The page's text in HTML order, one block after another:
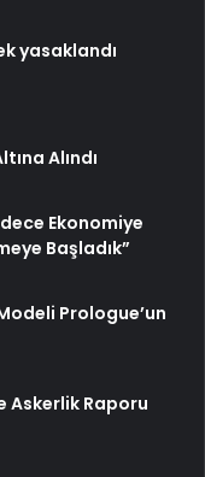
yasaklandı
Alındı
Ekonomiye
Başladık”
Prologue’un
Askerlik Raporu